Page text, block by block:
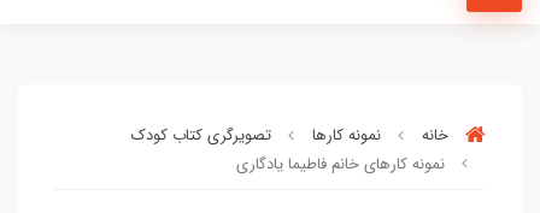
خانه نمونه کارها
تصویرگری کتاب کودک
نمونه کارهای خانم فاطیما یادگاری